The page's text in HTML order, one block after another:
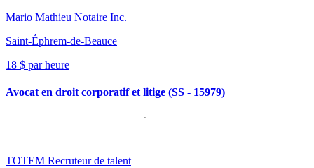
Mario Mathieu Notaire Inc.
Saint-Éphrem-de-Beauce
18 $ par heure
Avocat en droit corporatif et litige (SS - 15979)
TOTEM Recruteur de talent